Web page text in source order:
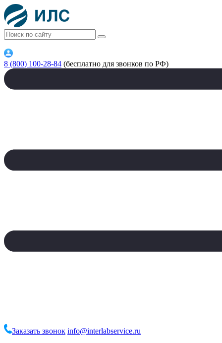
8 (800) 100-28-84 (бесплатно для звонков по РФ)
Заказать звонок info@interlabservice.ru